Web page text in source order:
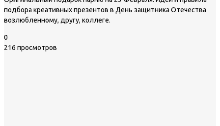
подбора креативных презентов в День защитника Отечества
возлюбленному, другу, коллеге.
0
216 просмотров